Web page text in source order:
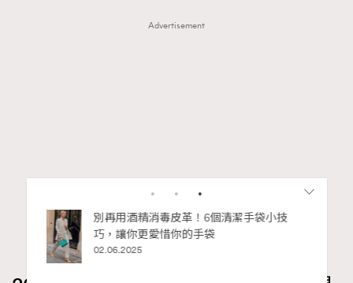
Advertisement
別再用酒精消毒皮革！6個清潔手袋小技
巧，讓你更愛惜你的手袋
02.06.2025